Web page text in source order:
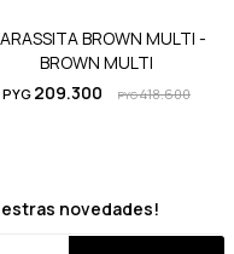
BROWN MULTI -
BROWN MULTI
PYG 209.300 PYG418.600
novedades!